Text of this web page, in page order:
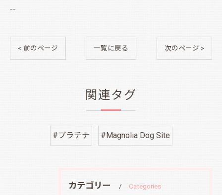
--
< 前のページ 一覧に戻る 次のページ >
関連タグ
#プラチナ #Magnolia Dog Site
カテゴリー Categories